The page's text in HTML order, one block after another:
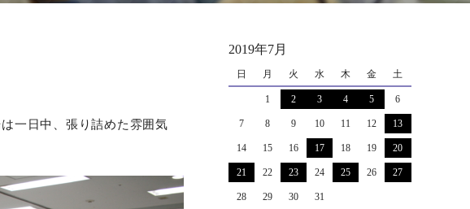
一日中、張り詰めた雰囲気
2019年7月
日 月 火 水 木 金 土
1 2 3 4 5 6
7 8 9 10 11 12 13
14 15 16 17 18 19 20
21 22 23 24 25 26 27
28 29 30 31